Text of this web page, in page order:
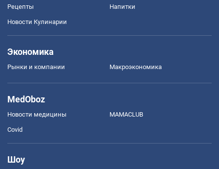
Рецепты Напитки
Новости Кулинарии
Экономика
Рынки и компании Mакроэкономика
MedOboz
Новости медицины MAMACLUB
Covid
Шоу